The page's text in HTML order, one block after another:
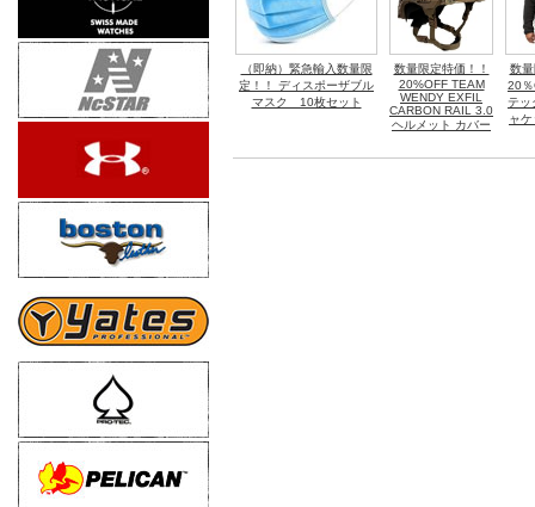
（即納）緊急輸入数量限
定！！ ディスポーザブル
マスク 10枚セット
数量限定特価！！
20%OFF TEAM
WENDY EXFIL
CARBON RAIL 3.0
ヘルメット カバー
数
20
テッ
ャ